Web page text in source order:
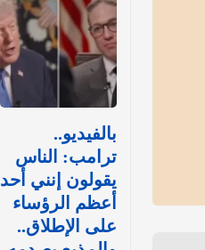
بالفيديو..
ترامب: الناس
يقولون إنني أحد
أعظم الرؤساء
على الإطلاق..